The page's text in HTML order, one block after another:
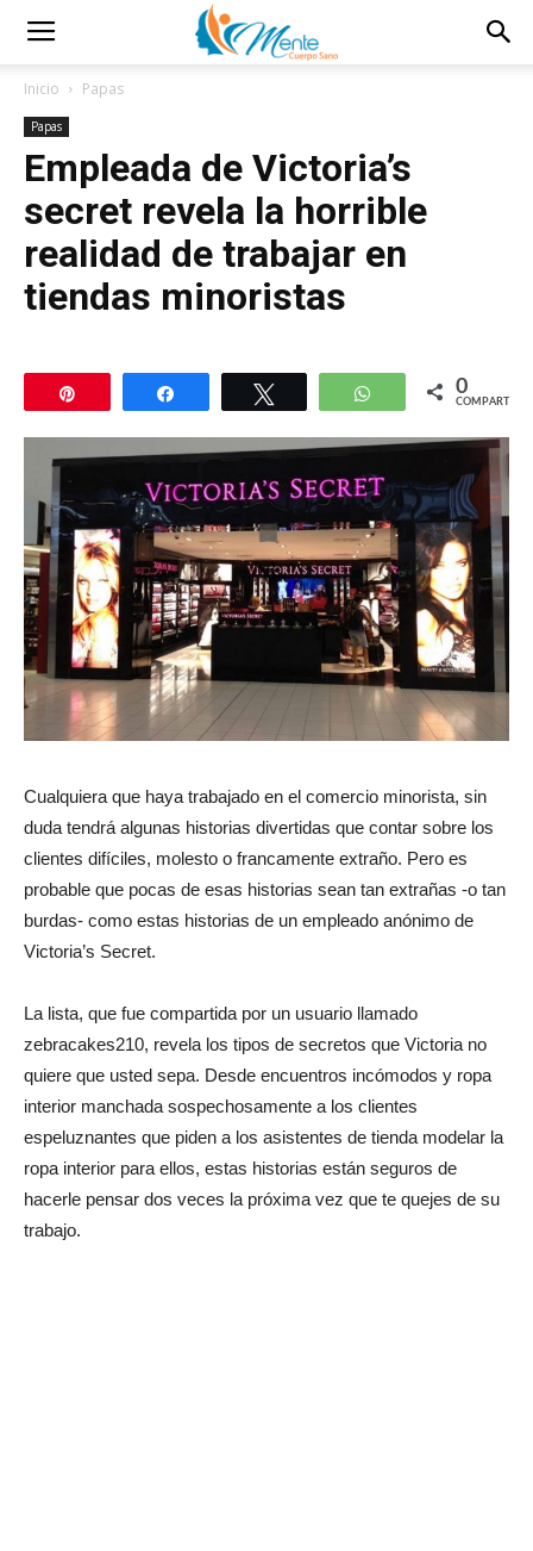
Inicio Papas
Papas
Empleada de Victoria’s
secret revela la horrible
realidad de trabajar en
tiendas minoristas
Compartir WhatsApp
0
COMPARTIR
Cualquiera que haya trabajado en el comercio minorista, sin
duda tendrá algunas historias divertidas que contar sobre los
clientes difíciles, molesto o francamente extraño. Pero es
probable que pocas de esas historias sean tan extrañas -o tan
burdas- como estas historias de un empleado anónimo de
Victoria’s Secret.
La lista, que fue compartida por un usuario llamado
zebracakes210, revela los tipos de secretos que Victoria no
quiere que usted sepa. Desde encuentros incómodos y ropa
interior manchada sospechosamente a los clientes
espeluznantes que piden a los asistentes de tienda modelar la
ropa interior para ellos, estas historias están seguros de
hacerle pensar dos veces la próxima vez que te quejes de su
trabajo.